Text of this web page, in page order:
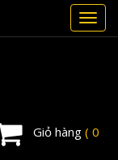
Giỏ hàng ( 0